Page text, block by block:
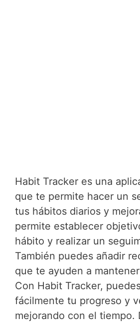
Habit Tracker es una
que te permite hacer un
tus hábitos diarios y
permite establecer
hábito y realizar un
También puedes añadir
que te ayuden a
Con Habit Tracker,
fácilmente tu progreso y
mejorando con el tiempo.